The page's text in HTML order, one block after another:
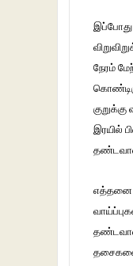
இப்போது
நேரம்
இரயில்
எத்தனை